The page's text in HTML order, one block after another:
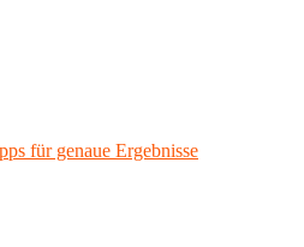
für genaue Ergebnisse